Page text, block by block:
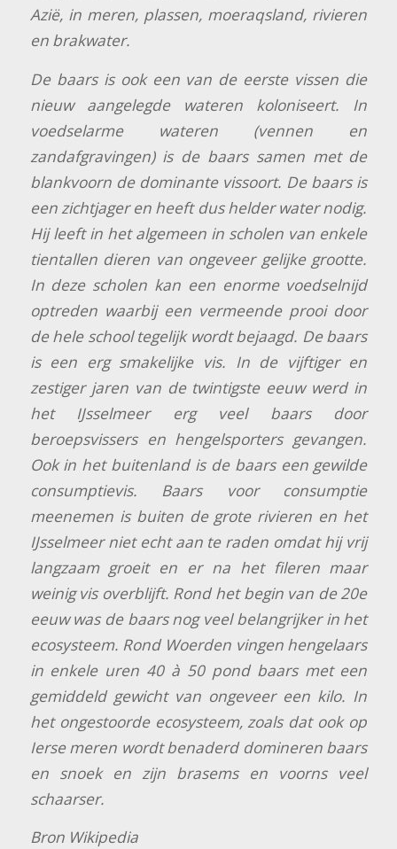
Azië, in meren, plassen, moeraqsland, rivieren
en brakwater.
De baars is ook een van de eerste vissen die
nieuw aangelegde wateren koloniseert. In
voedselarme wateren (vennen en
zandafgravingen) is de baars samen met de
blankvoorn de dominante vissoort. De baars is
een zichtjager en heeft dus helder water nodig.
Hij leeft in het algemeen in scholen van enkele
tientallen dieren van ongeveer gelijke grootte.
In deze scholen kan een enorme voedselnijd
optreden waarbij een vermeende prooi door
de hele school tegelijk wordt bejaagd. De baars
is een erg smakelijke vis. In de vijftiger en
zestiger jaren van de twintigste eeuw werd in
het IJsselmeer erg veel baars door
beroepsvissers en hengelsporters gevangen.
Ook in het buitenland is de baars een gewilde
consumptievis. Baars voor consumptie
meenemen is buiten de grote rivieren en het
IJsselmeer niet echt aan te raden omdat hij vrij
langzaam groeit en er na het fileren maar
weinig vis overblijft. Rond het begin van de 20e
eeuw was de baars nog veel belangrijker in het
ecosysteem. Rond Woerden vingen hengelaars
in enkele uren 40 à 50 pond baars met een
gemiddeld gewicht van ongeveer een kilo. In
het ongestoorde ecosysteem, zoals dat ook op
Ierse meren wordt benaderd domineren baars
en snoek en zijn brasems en voorns veel
schaarser.
Bron Wikipedia